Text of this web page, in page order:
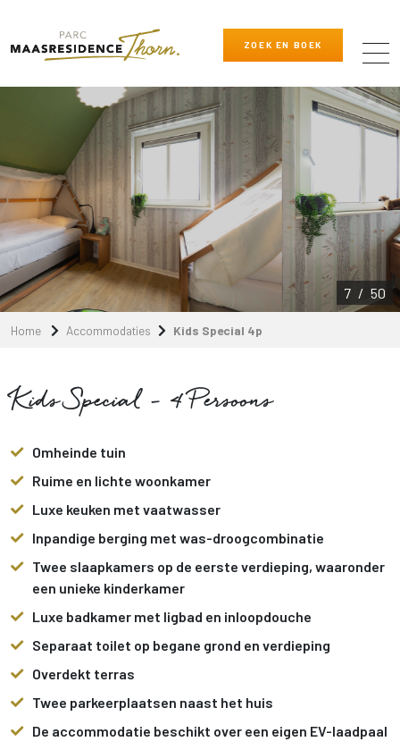
ZOEK EN BOEK
8 / 50
Home Accommodaties Kids Special 4p
Kids Special - 4 Persoons
Omheinde tuin
Ruime en lichte woonkamer
Luxe keuken met vaatwasser
Inpandige berging met was-droogcombinatie
Twee slaapkamers op de eerste verdieping, waaronder
een unieke kinderkamer
Luxe badkamer met ligbad en inloopdouche
Separaat toilet op begane grond en verdieping
Overdekt terras
Twee parkeerplaatsen naast het huis
De accommodatie beschikt over een eigen EV-laadpaal